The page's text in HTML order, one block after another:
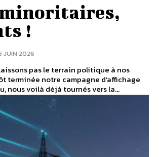
minoritaires,
!
JUIN 2026
pas le terrain politique à nos
terminée notre campagne d'affichage
nous voilà déjà tournés vers la...